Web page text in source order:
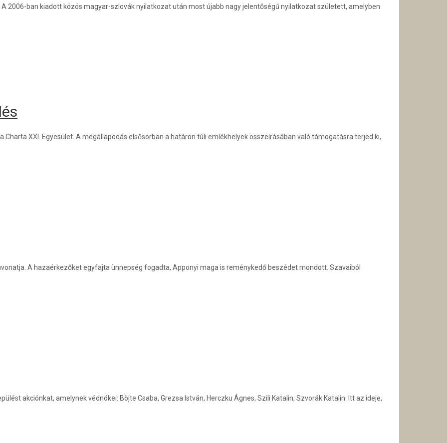
2006-ban kiadott közös magyar-szlovák nyilatkozat után most újabb nagy jelentőségű nyilatkozat született, amelyben
XXI. Egyesület. A megállapodás elsősorban a határon túli emlékhelyek összeírásában való támogatásra terjed ki,
A hazaérkezőket egyfajta ünnepség fogadta, Apponyi maga is reménykedő beszédet mondott. Szavaiból
akciónkat, amelynek védnökei: Böjte Csaba, Grezsa István, Herczku Ágnes, Szili Katalin, Szvorák Katalin. Itt az ideje,